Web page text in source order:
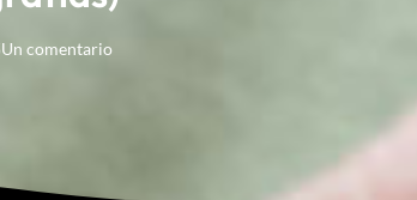
Un comentario